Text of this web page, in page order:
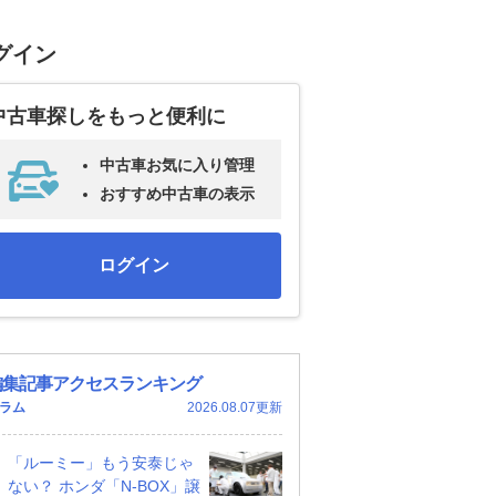
イン
古車探しをもっと便利に
中古車お気に入り管理
おすすめ中古車の表示
ログイン
記事アクセスランキング
ム 2026.08.07更新
「ルーミー」もう安泰じゃ
ない？ ホンダ「N-BOX」譲